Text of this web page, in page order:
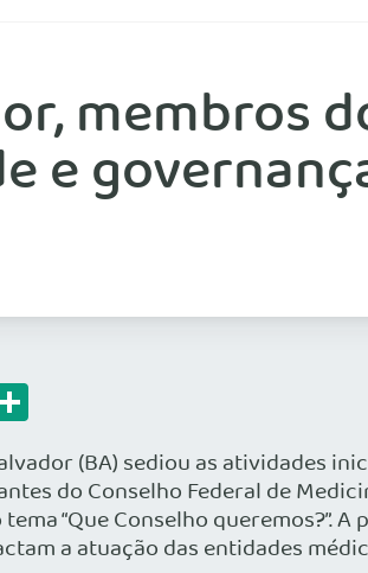
membros
e
(BA) sediou as atividades
do Conselho Federal de
“Que Conselho queremos?”.
a atuação das entidades